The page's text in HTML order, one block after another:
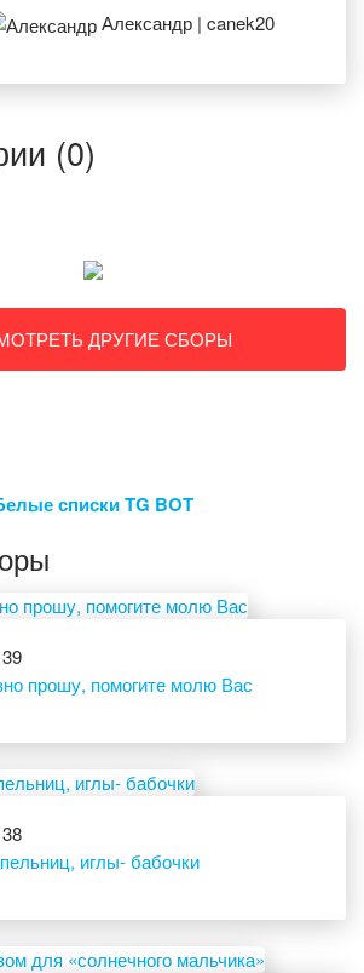
Александр | canek20
(0)
ДРУГИЕ СБОРЫ
списки TG BOT
39
прошу, помогите молю Вас
38
иглы- бабочки